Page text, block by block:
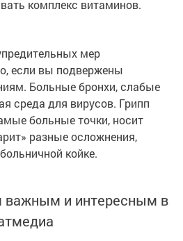
комплекс витаминов.
мер
если вы подвержены
Больные бронхи, слабые
среда для вирусов. Грипп
больные точки, носит
разные осложнения,
койке.
важным и интересным в